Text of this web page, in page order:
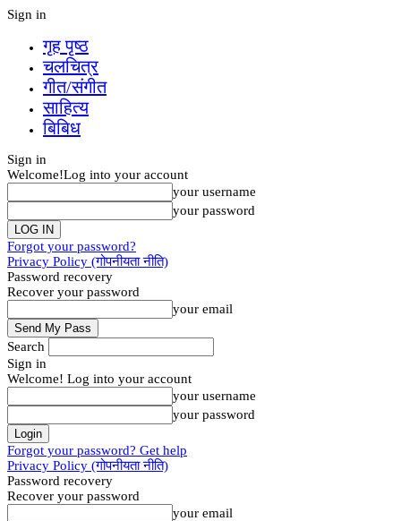
Sign in
गृह पृष्‍ठ
चलचित्र
गीत/संगीत
साहित्य
बिबिध
Sign in
Welcome!Log into your account
your username
your password
Forgot your password?
Privacy Policy (गोपनीयता नीति)
Password recovery
Recover your password
your email
Search
Sign in
Welcome! Log into your account
your username
your password
Forgot your password? Get help
Privacy Policy (गोपनीयता नीति)
Password recovery
Recover your password
your email